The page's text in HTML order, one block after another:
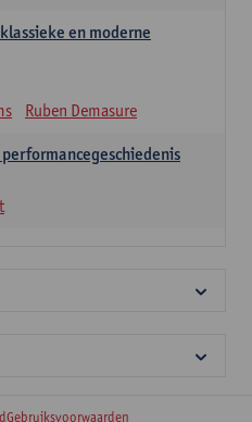
en moderne
Ruben Demasure
Gebruiksvoorwaarden